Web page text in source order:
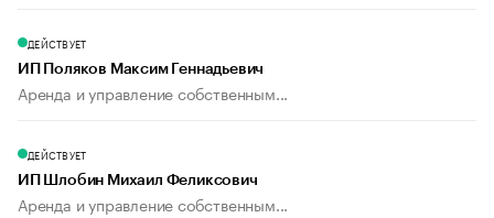
ДЕЙСТВУЕТ
ИП Поляков Максим Геннадьевич
Аренда и управление собственным...
ДЕЙСТВУЕТ
ИП Шлобин Михаил Феликсович
Аренда и управление собственным...